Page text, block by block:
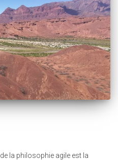
la philosophie agile est la